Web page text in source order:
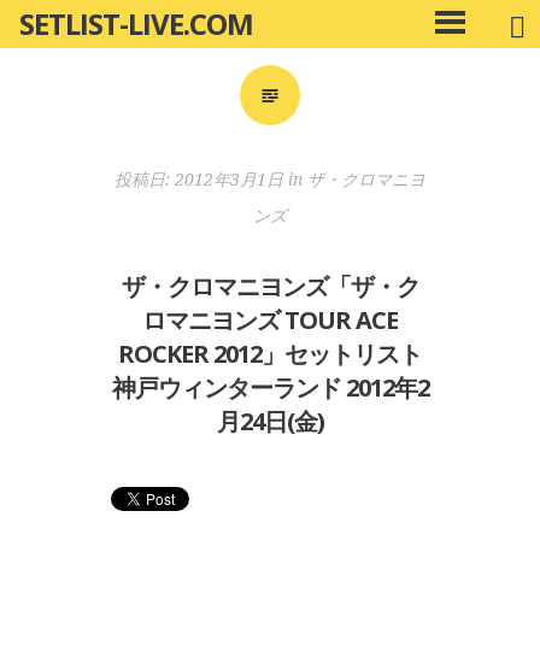
ン
SETLIST-LIVE.COM
メ
イ
投稿日: 2012年3月1日 in ザ・クロマニヨ
ンズ
ザ・クロマニヨンズ「ザ・ク
ロマニヨンズ TOUR ACE
ROCKER 2012」セットリスト
神戸ウィンターランド 2012年2
月24日(金)